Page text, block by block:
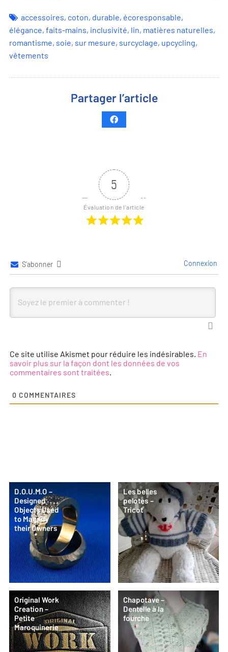
accessoires, coton, durable, écoresponsable,
élégance, faits-mains, inclusivité, lin, matières naturelles,
romantisme, soie, sur mesure, surcyclage, upcycling,
vêtements
Partager l’article
5
Évaluation de l'article
S’abonner Connexion
Ce site utilise Akismet pour réduire les indésirables. En
savoir plus sur la façon dont les données de vos
commentaires sont traitées.
0 COMMENTAIRES
D.O.U.M.O –
Designed
Objects Used
to Magnify
their Owners
Les belles
pelotes –
Tricot
Original Work
Creation –
Petite
Maroquinerie
Chapotave –
Dentelle à la
fourche